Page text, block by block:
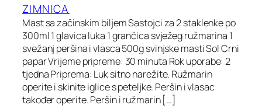
ZIMNICA
Mast sa začinskim biljem Sastojci za 2 staklenke po
300ml 1 glavica luka 1 grančica svježeg ružmarina 1
svežanj peršina i vlasca 500g svinjske masti Sol Crni
papar Vrijeme pripreme: 30 minuta Rok uporabe: 2
tjedna Priprema: Luk sitno narežite. Ružmarin
operite i skinite iglice s peteljke. Peršin i vlasac
također operite. Peršin i ružmarin […]